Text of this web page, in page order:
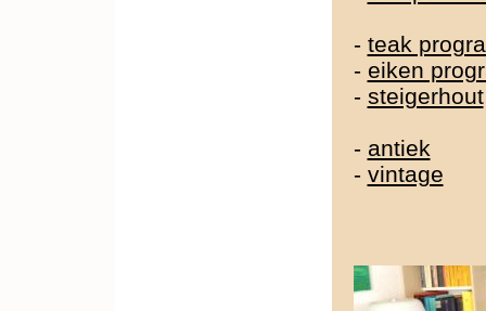
- teak
- eiken
- steigerhout
- antiek
- vintage